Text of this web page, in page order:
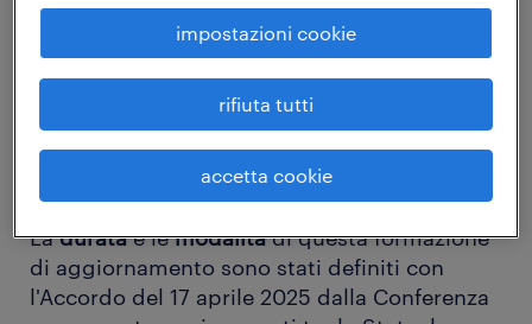
Tutti i Lavoratori, ai sensi dell'articolo 37 del
devono ricevere a cura del proprio Datore di
lavoro unaformazionesufficiente e adeguata
in materia disalute e sicurezzache deve
periodicamente ripetuta
Laduratae lemodalitàdi questa formazione
di aggiornamento sono stati definiti con
l'Accordo del 17 aprile 2025 dalla Conferenza
impostazioni cookie
rifiuta tutti
accetta cookie